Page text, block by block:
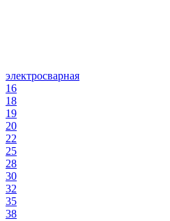
электросварная
16
18
19
20
22
25
28
30
32
35
38